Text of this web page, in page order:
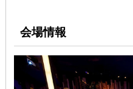
会場情報